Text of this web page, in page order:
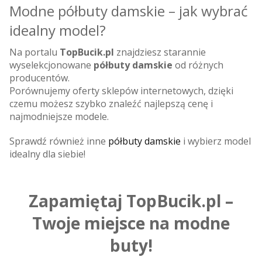
Modne półbuty damskie – jak wybrać
idealny model?
Na portalu TopBucik.pl znajdziesz starannie
wyselekcjonowane półbuty damskie od różnych
producentów.
Porównujemy oferty sklepów internetowych, dzięki
czemu możesz szybko znaleźć najlepszą cenę i
najmodniejsze modele.
Sprawdź również inne półbuty damskie i wybierz model
idealny dla siebie!
Zapamiętaj TopBucik.pl –
Twoje miejsce na modne
buty!